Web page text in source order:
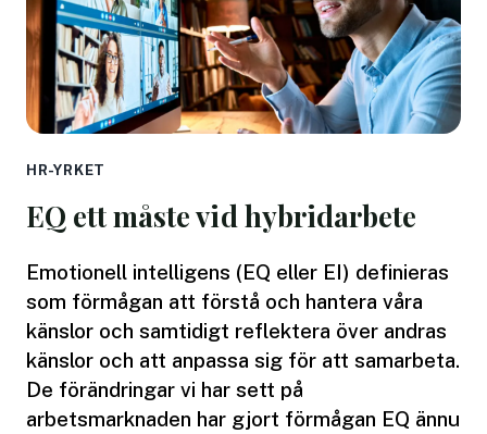
HR-YRKET
EQ ett måste vid hybridarbete
Emotionell intelligens (EQ eller EI) definieras
som förmågan att förstå och hantera våra
känslor och samtidigt reflektera över andras
känslor och att anpassa sig för att samarbeta.
De förändringar vi har sett på
arbetsmarknaden har gjort förmågan EQ ännu